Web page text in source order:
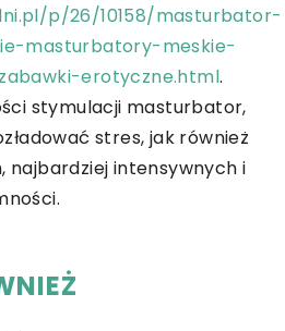
p/26/10158/masturbator-
masturbatory-meskie-
erotyczne.html.
stymulacji masturbator,
stres, jak również
najbardziej intensywnych i